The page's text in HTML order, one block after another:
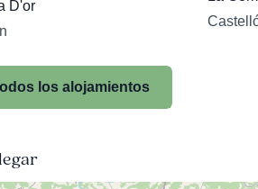
D'or
los alojamientos